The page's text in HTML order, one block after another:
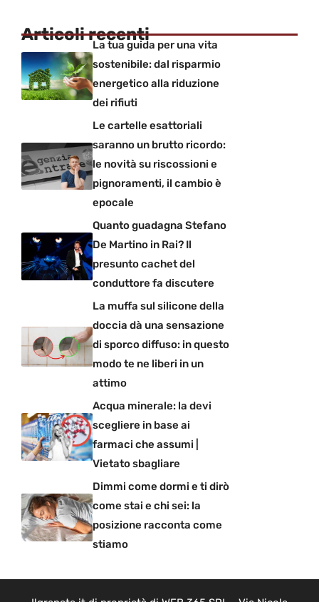
Articoli recenti
La tua guida per una vita
sostenibile: dal risparmio
energetico alla riduzione
dei rifiuti
Le cartelle esattoriali
saranno un brutto ricordo:
le novità su riscossioni e
pignoramenti, il cambio è
epocale
Quanto guadagna Stefano
De Martino in Rai? Il
presunto cachet del
conduttore fa discutere
La muffa sul silicone della
doccia dà una sensazione
di sporco diffuso: in questo
modo te ne liberi in un
attimo
Acqua minerale: la devi
scegliere in base ai
farmaci che assumi |
Vietato sbagliare
Dimmi come dormi e ti dirò
come stai e chi sei: la
posizione racconta come
stiamo